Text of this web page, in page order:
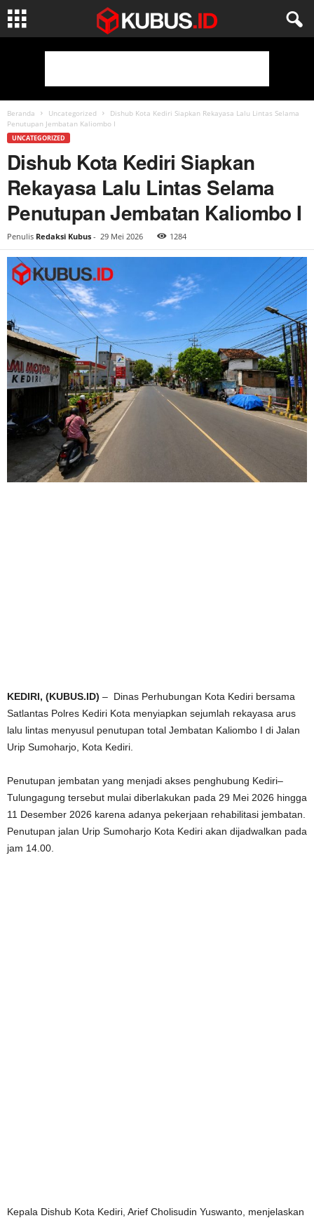
Beranda Uncategorized
Dishub Kota Kediri Siapkan Rekayasa Lalu Lintas Selama
Penutupan Jembatan Kaliombo I
UNCATEGORIZED
Dishub Kota Kediri Siapkan
Rekayasa Lalu Lintas Selama
Penutupan Jembatan Kaliombo I
Penulis Redaksi Kubus - 29 Mei 2026 1284
KEDIRI, (KUBUS.ID) – Dinas Perhubungan Kota Kediri bersama
Satlantas Polres Kediri Kota menyiapkan sejumlah rekayasa arus
lalu lintas menyusul penutupan total Jembatan Kaliombo I di Jalan
Urip Sumoharjo, Kota Kediri.
Penutupan jembatan yang menjadi akses penghubung Kediri–
Tulungagung tersebut mulai diberlakukan pada 29 Mei 2026 hingga
11 Desember 2026 karena adanya pekerjaan rehabilitasi jembatan.
Penutupan jalan Urip Sumoharjo Kota Kediri akan dijadwalkan pada
jam 14.00.
Kepala Dishub Kota Kediri, Arief Cholisudin Yuswanto, menjelaskan